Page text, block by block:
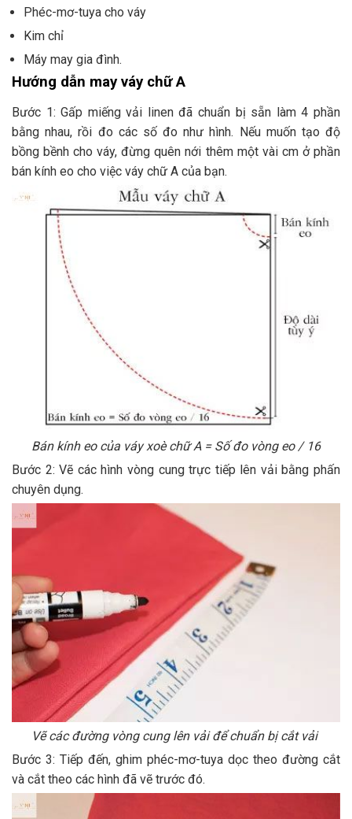
Phéc-mơ-tuya cho váy
Kim chỉ
Máy may gia đình.
Hướng dẫn may váy chữ A
Bước 1: Gấp miếng vải linen đã chuẩn bị sẵn làm 4 phần
bằng nhau, rồi đo các số đo như hình. Nếu muốn tạo độ
bồng bềnh cho váy, đừng quên nới thêm một vài cm ở phần
bán kính eo cho việc váy chữ A của bạn.
Bán kính eo của váy xoè chữ A = Số đo vòng eo / 16
Bước 2: Vẽ các hình vòng cung trực tiếp lên vải bằng phấn
chuyên dụng.
Vẽ các đường vòng cung lên vải để chuẩn bị cắt vải
Bước 3: Tiếp đến, ghim phéc-mơ-tuya dọc theo đường cắt
và cắt theo các hình đã vẽ trước đó.